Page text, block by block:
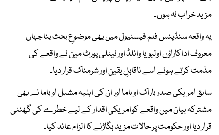
مزید خراب نہ ہوں۔
یہ واقعہ سنڈینس فلم فیسٹیول میں بھی موضوعِ بحث بنا جہاں
معروف اداکاراؤں اولیویا وائلڈ اور نیٹلی پورٹ مین نے واقعے کی
مذمت کرتے ہوئے اسے ناقابلِ یقین اور شرمناک قرار دیا۔
سابق امریکی صدر باراک اوباما اور ان کی اہلیہ مشیل اوباما نے بھی
مشترکہ بیان میں واقعے کو امریکی اقدار کے لیے خطرے کی گھنٹی
قرار دیا اور حکومت پر حالات مزید بگاڑنے کا الزام عائد کیا۔